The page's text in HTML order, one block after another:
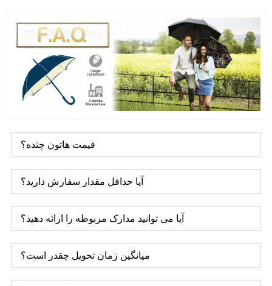
قیمت هاتون چنده؟
آیا حداقل مقدار سفارش دارید؟
آیا می توانید مدارک مربوطه را ارائه دهید؟
میانگین زمان تحویل چقدر است؟